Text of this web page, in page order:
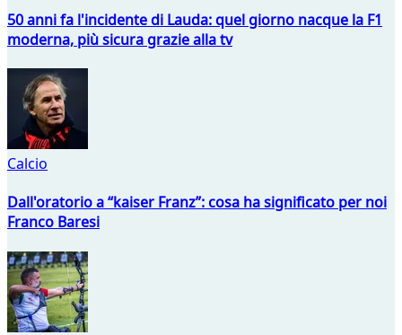
50 anni fa l'incidente di Lauda: quel giorno nacque la F1
moderna, più sicura grazie alla tv
Calcio
Dall'oratorio a “kaiser Franz”: cosa ha significato per noi
Franco Baresi